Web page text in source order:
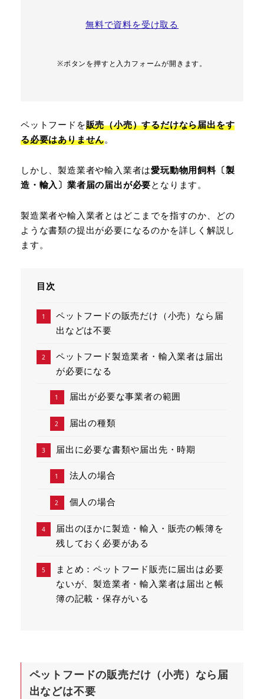
無料で資料を受け取る
※ボタンを押すと入力フォームが開きます。
ペットフードを販売（小売）するだけなら届出をす
る必要はありません。
しかし、製造業者や輸入業者は愛玩動物用飼料〔製
造・輸入〕業者届の届出が必要となります。
製造業者や輸入業者とはどこまでを指すのか、どの
ような書類の提出が必要になるのかを詳しく解説し
ます。
目次
ペットフードの販売だけ（小売）なら届
出などは不要
ペットフード製造業者・輸入業者は届出
が必要になる
届出が必要な事業者の範囲
届出の種類
届出に必要な書類や届出先・時期
法人の場合
個人の場合
届出のほかに製造・輸入・販売の帳簿を
残しておく必要がある
まとめ：ペットフード販売に届出は必要
ないが、製造業者・輸入業者は届出と帳
簿の記載・保存がいる
ペットフードの販売だけ（小売）なら届
出などは不要